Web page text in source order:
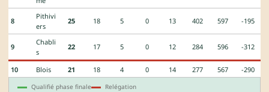
8
Pithivi
ers
25 18 5 0 13 402 597 -195
9
Chabli
s
22 17 5 0 12 284 596 -312
10 Blois 21 18 4 0 14 277 567 -290
Qualifié phase finale Relégation